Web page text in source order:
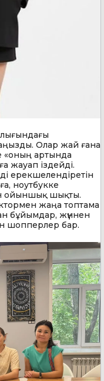
Олар жай ғана
«оның артында
жауап іздейді.
ерекшелендіретін
ноутбукке
ойыншық шықты.
жаңа топтама
бұйымдар, жүннен
шопперлер бар.